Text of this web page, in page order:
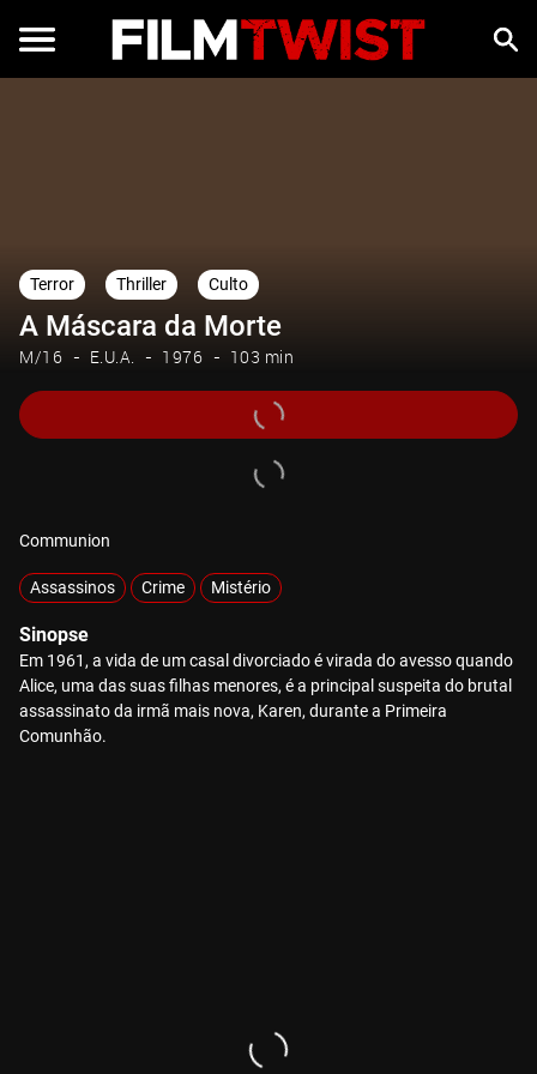
Terror Thriller Culto
A Máscara da Morte
M/16 E.U.A. 1976 103 min
Communion
Assassinos Crime Mistério
Sinopse
Em 1961, a vida de um casal divorciado é virada do avesso quando
Alice, uma das suas filhas menores, é a principal suspeita do brutal
assassinato da irmã mais nova, Karen, durante a Primeira
Comunhão.